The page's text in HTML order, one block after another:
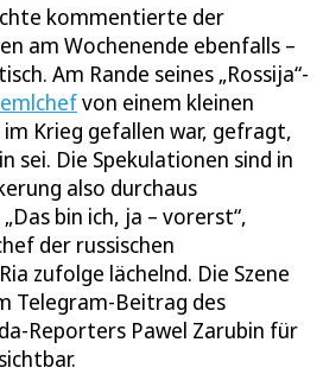
kommentierte der
am Wochenende ebenfalls –
Am Rande seines „Rossija“-
von einem kleinen
im Krieg gefallen war, gefragt,
sei. Die Spekulationen sind in
also durchaus
bin ich, ja – vorerst“,
der russischen
zufolge lächelnd. Die Szene
Telegram-Beitrag des
Reporters Pawel Zarubin für